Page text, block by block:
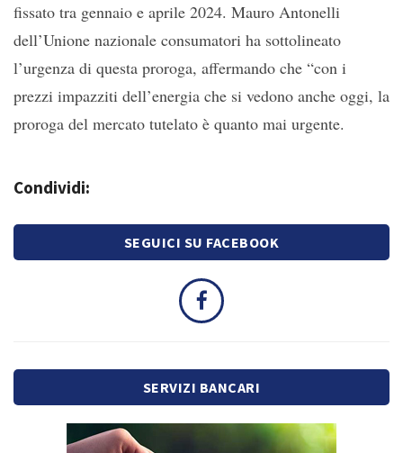
fissato tra gennaio e aprile 2024. Mauro Antonelli
dell’Unione nazionale consumatori ha sottolineato
l’urgenza di questa proroga, affermando che “con i
prezzi impazziti dell’energia che si vedono anche oggi, la
proroga del mercato tutelato è quanto mai urgente.
Condividi:
SEGUICI SU FACEBOOK
SERVIZI BANCARI